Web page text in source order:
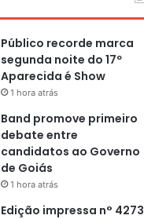
Público recorde marca
segunda noite do 17º
Aparecida é Show
1 hora atrás
Band promove primeiro
debate entre
candidatos ao Governo
de Goiás
1 hora atrás
Edição impressa n° 4273